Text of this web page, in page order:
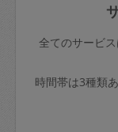
全てのサービ
時間帯は3種類